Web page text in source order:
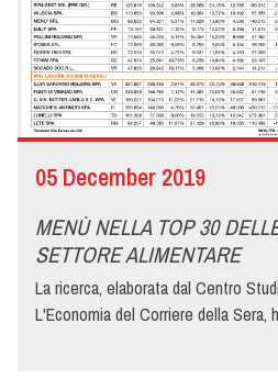
05 December 2019
MENÙ NELLA TOP 30
SETTORE ALIMENTARE
La ricerca, elaborata dal Centro
L'Economia del Corriere della Sera,